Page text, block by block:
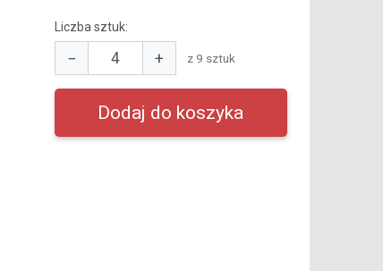
Liczba sztuk:
− + z 9 sztuk